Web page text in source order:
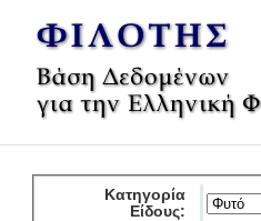
Κατηγορία
Είδους: